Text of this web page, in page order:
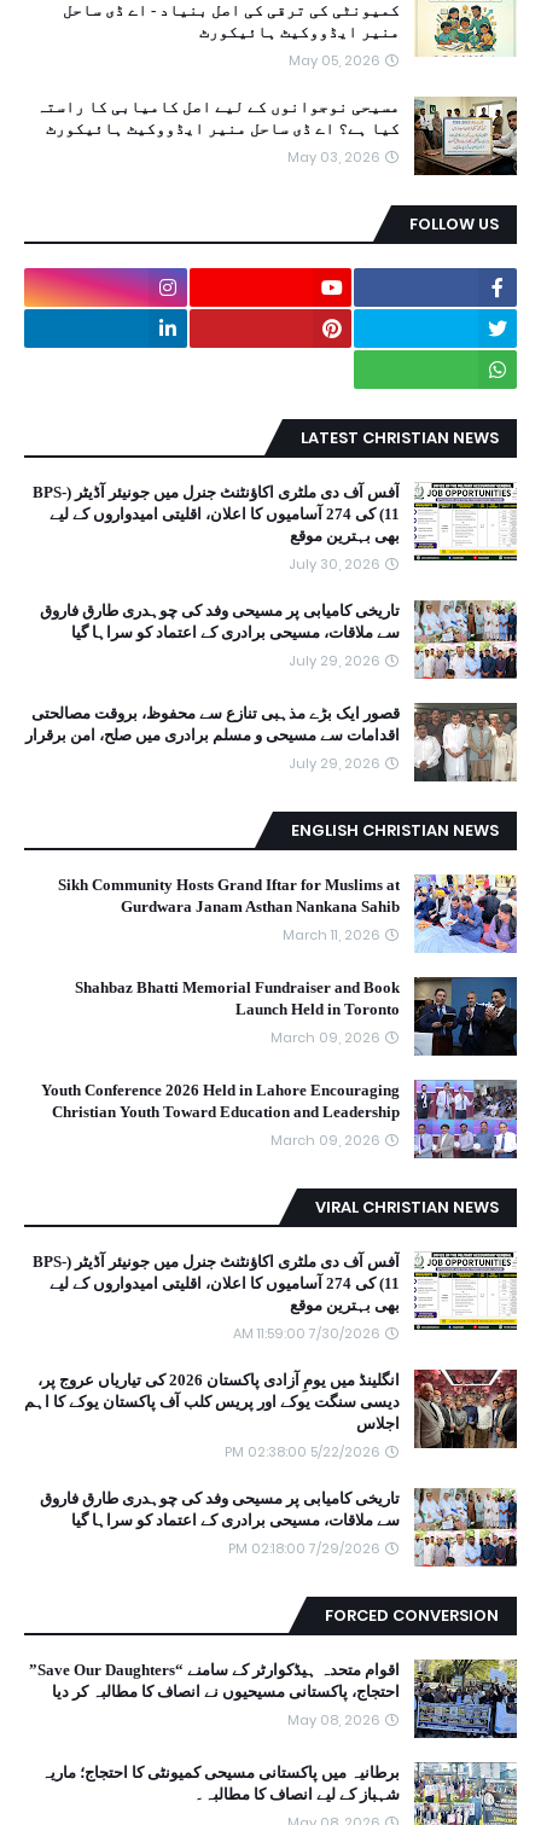
کمیونٹی کی ترقی کی اصل بنیاد - اے ڈی ساحل
منیر ایڈووکیٹ ہائیکورٹ
May 05, 2026
مسیحی نوجوانوں کے لیے اصل کامیابی کا راستہ
کیا ہے؟ اے ڈی ساحل منیر ایڈووکیٹ ہائیکورٹ
May 03, 2026
FOLLOW US
LATEST CHRISTIAN NEWS
آفس آف دی ملٹری اکاؤنٹنٹ جنرل میں جونیئر آڈیٹر (BPS-
11) کی 274 آسامیوں کا اعلان، اقلیتی امیدواروں کے لیے
بھی بہترین موقع
July 30, 2026
تاریخی کامیابی پر مسیحی وفد کی چوہدری طارق فاروق
سے ملاقات، مسیحی برادری کے اعتماد کو سراہا گیا
July 29, 2026
قصور ایک بڑے مذہبی تنازع سے محفوظ، بروقت مصالحتی
اقدامات سے مسیحی و مسلم برادری میں صلح، امن برقرار
July 29, 2026
ENGLISH CHRISTIAN NEWS
Sikh Community Hosts Grand Iftar for Muslims at
Gurdwara Janam Asthan Nankana Sahib
March 11, 2026
Shahbaz Bhatti Memorial Fundraiser and Book
Launch Held in Toronto
March 09, 2026
Youth Conference 2026 Held in Lahore Encouraging
Christian Youth Toward Education and Leadership
March 09, 2026
VIRAL CHRISTIAN NEWS
آفس آف دی ملٹری اکاؤنٹنٹ جنرل میں جونیئر آڈیٹر (BPS-
11) کی 274 آسامیوں کا اعلان، اقلیتی امیدواروں کے لیے
بھی بہترین موقع
7/30/2026 11:59:00 AM
انگلینڈ میں یومِ آزادی پاکستان 2026 کی تیاریاں عروج پر،
دیسی سنگت یوکے اور پریس کلب آف پاکستان یوکے کا اہم
اجلاس
5/22/2026 02:38:00 PM
تاریخی کامیابی پر مسیحی وفد کی چوہدری طارق فاروق
سے ملاقات، مسیحی برادری کے اعتماد کو سراہا گیا
7/29/2026 02:18:00 PM
FORCED CONVERSION
اقوام متحدہ ہیڈکوارٹر کے سامنے “Save Our Daughters”
احتجاج، پاکستانی مسیحیوں نے انصاف کا مطالبہ کر دیا
May 08, 2026
برطانیہ میں پاکستانی مسیحی کمیونٹی کا احتجاج؛ ماریہ
شہباز کے لیے انصاف کا مطالبہ۔